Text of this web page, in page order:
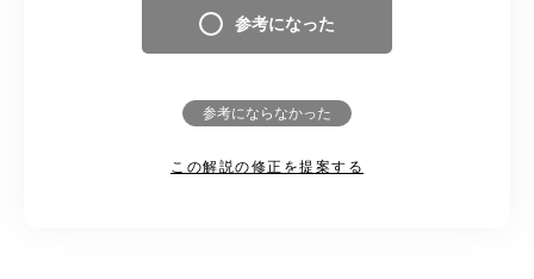
参考になった
参考にならなかった
この解説の修正を提案する